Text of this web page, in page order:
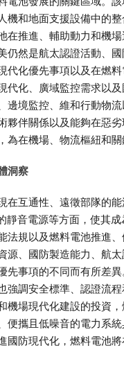
機和地面支援設備中的
在推進、輔助動力和機
仍然是航太認證活動、
代化優先事項以及在燃
代化、廣域監控需求以
邊境監控、維和行動物
夥伴關係以及能夠在惡
為在機場、物流樞紐和
洞察
在互通性、遠徵部隊的
靜音電源等方面，使其
法規以及燃料電池推進
源、國防製造能力、航
先事項的不同而有所差
強調安全標準、認證流
機場現代化建設的投資
便攜且低噪音的電力系
國防現代化，燃料電池